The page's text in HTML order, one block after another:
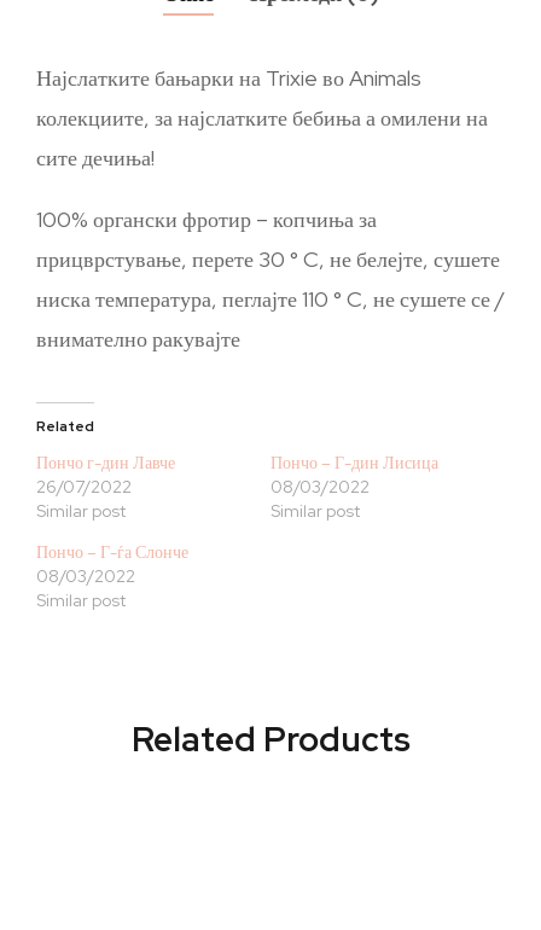
Најслатките бањарки на Trixie во Animals
колекциите, за најслатките бебиња а омилени на
сите дечиња!
100% органски фротир – копчиња за
прицврстување, перете 30 ° C, не белејте, сушете
ниска температура, пеглајте 110 ° C, не сушете се /
внимателно ракувајте
Related
Пончо г-дин Лавче
26/07/2022
Similar post
Пончо – Г-дин Лисица
08/03/2022
Similar post
Пончо – Г-ѓа Слонче
08/03/2022
Similar post
Related Products